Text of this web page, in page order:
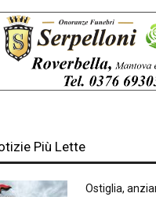
Più Lette
Ostiglia,